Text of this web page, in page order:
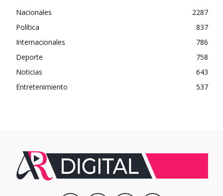
Nacionales
2287
Política
837
Internacionales
786
Deporte
758
Noticias
643
Entretenimiento
537